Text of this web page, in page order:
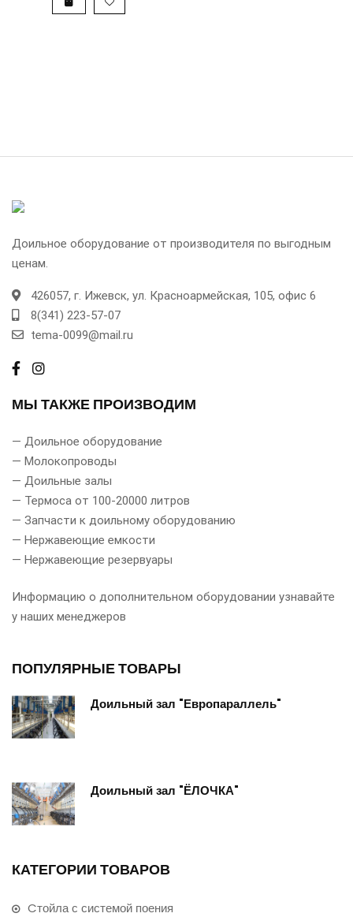
Доильное оборудование от производителя по выгодным
ценам.
426057, г. Ижевск, ул. Красноармейская, 105, офис 6
8(341) 223-57-07
tema-0099@mail.ru
МЫ ТАКЖЕ ПРОИЗВОДИМ
— Доильное оборудование
— Молокопроводы
— Доильные залы
— Термоса от 100-20000 литров
— Запчасти к доильному оборудованию
— Нержавеющие емкости
— Нержавеющие резервуары
Информацию о дополнительном оборудовании узнавайте
у наших менеджеров
ПОПУЛЯРНЫЕ ТОВАРЫ
Доильный зал "Европараллель"
Доильный зал "ЁЛОЧКА"
КАТЕГОРИИ ТОВАРОВ
Cтойла с системой поения